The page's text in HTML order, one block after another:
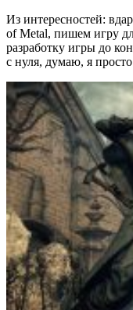
Из интересностей:
of Metal, пишем игру
разработку игры до
с нуля, думаю, я